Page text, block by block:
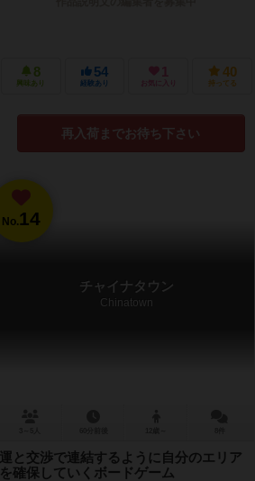
8
興味あり
54
経験あり
1
お気に入り
40
持ってる
再入荷までお待ち下さい
No.14
チャイナタウン
Chinatown
運と交渉で連結するように自分のエリア
を確保していくボードゲーム